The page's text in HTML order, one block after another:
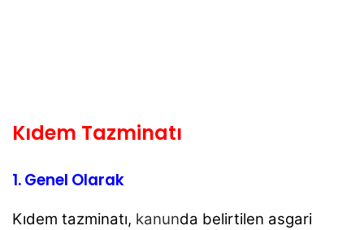
Kıdem Tazminatı
1. Genel Olarak
Kıdem tazminatı, kanunda belirtilen asgari